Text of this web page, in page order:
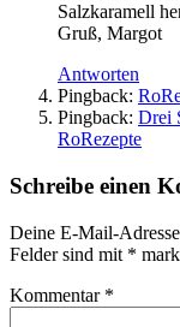
Salzkaramell
Gruß, Margot
Antworten
Pingback:
Pingback: Drei
RoRezepte
Schreibe einen
Deine E-Mail-
Felder sind mit *
Kommentar *